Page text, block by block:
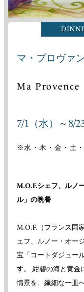
マ・プロヴァ
Ma Provence
7/1（水）～8/
※水・木・金・土
M.O.F.シェフ、ルノ
ル」の晩餐
M.O.F.（フランス国
ェフ、ルノー・オー
宝「コートダジュー
す。 紺碧の海と黄金
情景を、繊細な一皿